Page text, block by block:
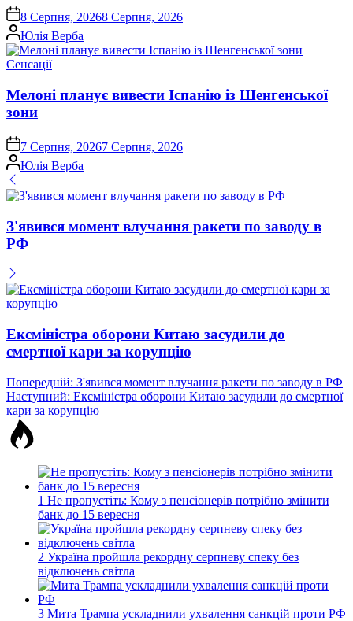
on8 Серпня, 20268 Серпня, 2026
Опубліковано
Юлія Верба
Опублікувати
Сенсації
Мелоні планує вивести Іспанію із Шенгенської
зони
on 7 Серпня, 20267 Серпня, 2026
Опубліковано
Юлія Верба
З'явився момент влучання ракети по заводу в
РФ
Ексміністра оборони Китаю засудили до
смертної кари за корупцію
Навігація
записів
Попередній: З'явився момент влучання ракети по заводу в РФ
Наступний: Ексміністра оборони Китаю засудили до смертної
кари за корупцію
1 Не пропустіть: Кому з пенсіонерів потрібно змінити
банк до 15 вересня
2 Україна пройшла рекордну серпневу спеку без
відключень світла
3 Мита Трампа ускладнили ухвалення санкцій проти РФ